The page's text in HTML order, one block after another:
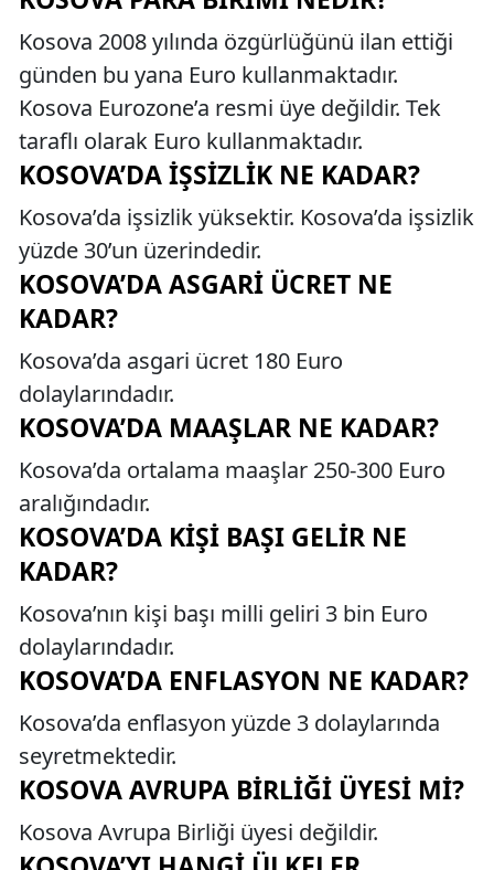
Kosova 2008 yılında özgürlüğünü ilan ettiği
günden bu yana Euro kullanmaktadır.
Kosova Eurozone’a resmi üye değildir. Tek
taraflı olarak Euro kullanmaktadır.
KOSOVA’DA İŞSIZLIK NE KADAR?
Kosova’da işsizlik yüksektir. Kosova’da işsizlik
yüzde 30’un üzerindedir.
KOSOVA’DA ASGARI ÜCRET NE
KADAR?
Kosova’da asgari ücret 180 Euro
dolaylarındadır.
KOSOVA’DA MAAŞLAR NE KADAR?
Kosova’da ortalama maaşlar 250-300 Euro
aralığındadır.
KOSOVA’DA KIŞI BAŞI GELIR NE
KADAR?
Kosova’nın kişi başı milli geliri 3 bin Euro
dolaylarındadır.
KOSOVA’DA ENFLASYON NE KADAR?
Kosova’da enflasyon yüzde 3 dolaylarında
seyretmektedir.
KOSOVA AVRUPA BIRLIĞI ÜYESI MI?
Kosova Avrupa Birliği üyesi değildir.